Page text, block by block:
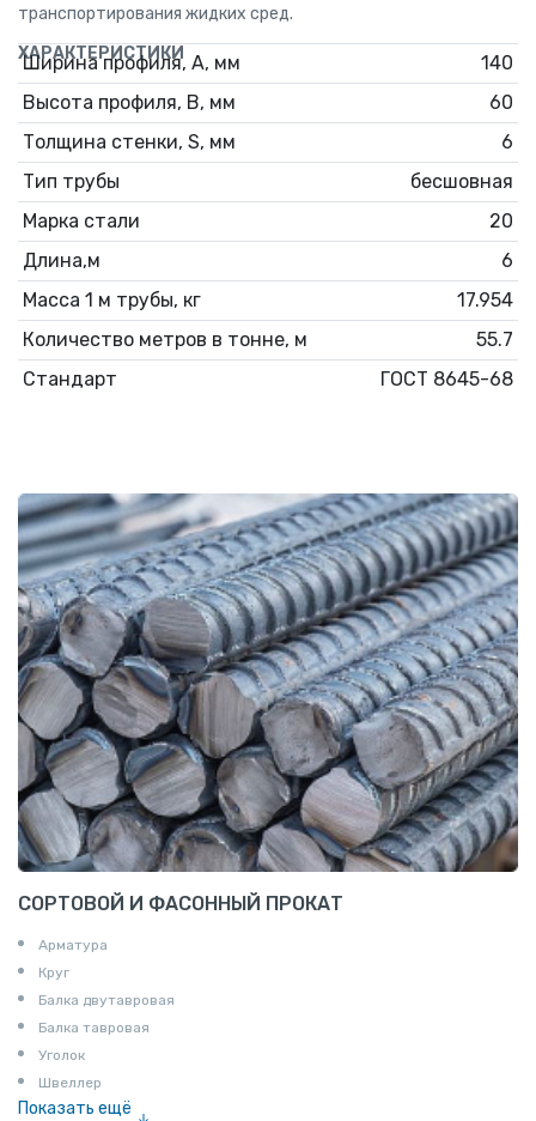
транспортирования жидких сред.
ХАРАКТЕРИСТИКИ
Ширина профиля, А, мм
140
Высота профиля, В, мм
60
Толщина стенки, S, мм
6
Тип трубы
бесшовная
Марка стали
20
Длина,м
6
Масса 1 м трубы, кг
17.954
Количество метров в тонне, м
55.7
Стандарт
ГОСТ 8645-68
СОРТОВОЙ И ФАСОННЫЙ ПРОКАТ
Арматура
Круг
Балка двутавровая
Балка тавровая
Уголок
Швеллер
Показать ещё